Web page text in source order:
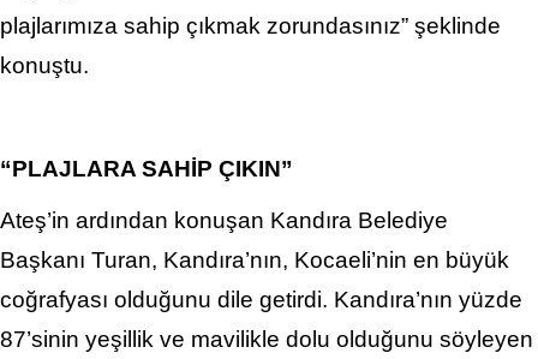
plajlarımıza sahip çıkmak zorundasınız” şeklinde
konuştu.
“PLAJLARA SAHİP ÇIKIN”
Ateş’in ardından konuşan Kandıra Belediye
Başkanı Turan, Kandıra’nın, Kocaeli’nin en büyük
coğrafyası olduğunu dile getirdi. Kandıra’nın yüzde
87’sinin yeşillik ve mavilikle dolu olduğunu söyleyen